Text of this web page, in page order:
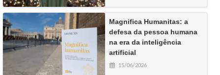
Magnifica Humanitas: a
defesa da pessoa humana
na era da inteligência
artificial
15/06/2026